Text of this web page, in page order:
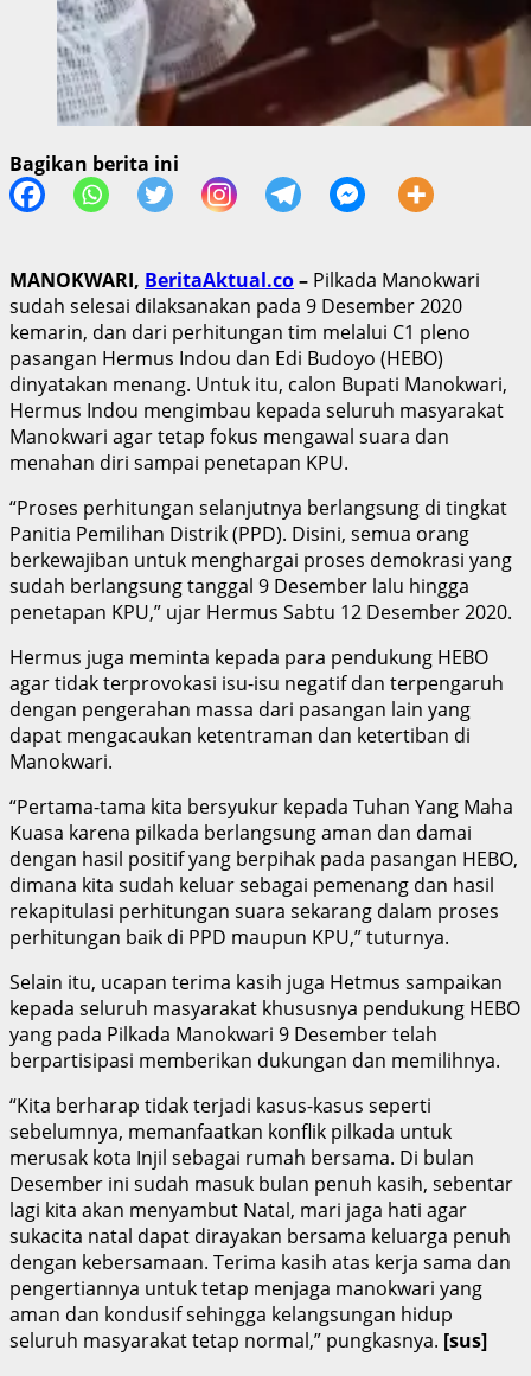
Bagikan berita ini
MANOKWARI, BeritaAktual.co– Pilkada Manokwari
sudah selesai dilaksanakan pada 9 Desember 2020
kemarin, dan dari perhitungan tim melalui C1 pleno
pasangan Hermus Indou dan Edi Budoyo (HEBO)
dinyatakan menang. Untuk itu, calon Bupati Manokwari,
Hermus Indou mengimbau kepada seluruh masyarakat
Manokwari agar tetap fokus mengawal suara dan
menahan diri sampai penetapan KPU.
“Proses perhitungan selanjutnya berlangsung di tingkat
Panitia Pemilihan Distrik (PPD). Disini, semua orang
berkewajiban untuk menghargai proses demokrasi yang
sudah berlangsung tanggal 9 Desember lalu hingga
penetapan KPU,” ujar Hermus Sabtu 12 Desember 2020.
Hermus juga meminta kepada para pendukung HEBO
agar tidak terprovokasi isu-isu negatif dan terpengaruh
dengan pengerahan massa dari pasangan lain yang
dapat mengacaukan ketentraman dan ketertiban di
Manokwari.
“Pertama-tama kita bersyukur kepada Tuhan Yang Maha
Kuasa karena pilkada berlangsung aman dan damai
dengan hasil positif yang berpihak pada pasangan HEBO,
dimana kita sudah keluar sebagai pemenang dan hasil
rekapitulasi perhitungan suara sekarang dalam proses
perhitungan baik di PPD maupun KPU,” tuturnya.
Selain itu, ucapan terima kasih juga Hetmus sampaikan
kepada seluruh masyarakat khususnya pendukung HEBO
yang pada Pilkada Manokwari 9 Desember telah
berpartisipasi memberikan dukungan dan memilihnya.
“Kita berharap tidak terjadi kasus-kasus seperti
sebelumnya, memanfaatkan konflik pilkada untuk
merusak kota Injil sebagai rumah bersama. Di bulan
Desember ini sudah masuk bulan penuh kasih, sebentar
lagi kita akan menyambut Natal, mari jaga hati agar
sukacita natal dapat dirayakan bersama keluarga penuh
dengan kebersamaan. Terima kasih atas kerja sama dan
pengertiannya untuk tetap menjaga manokwari yang
aman dan kondusif sehingga kelangsungan hidup
seluruh masyarakat tetap normal,” pungkasnya. [sus]